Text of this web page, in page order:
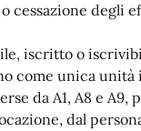
cessazione degli
iscritto o
come unica unità
da A1, A8 e A9,
dal